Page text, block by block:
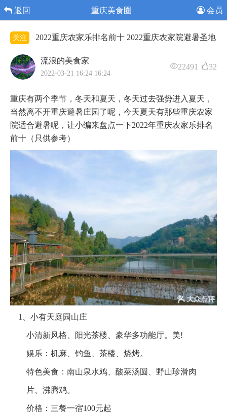
返回 重庆美食圈 会员
关注 2022重庆农家乐排名前十 2022重庆农家院避暑圣地
流浪的美食家
2022-03-21 16:24 16:24
22491 32
重庆有两个季节，冬天和夏天，冬天过去强势进入夏天，
当然离不开重庆避暑庄园了呢，今天夏天有那些重庆农家
院适合避暑呢，让小编来盘点一下2022年重庆农家乐排名
前十（只供参考）
1、小有天庭园山庄
小清新风格、阳光茶楼、豪华多功能厅。美!
娱乐：机麻、钓鱼、茶楼、烧烤。
特色美食：南山泉水鸡、酸菜汤圆、野山珍滑肉
片、沸腾鸡。
价格：三餐一宿100元起